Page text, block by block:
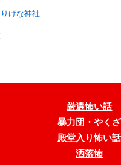
げな神社
厳選怖い話
暴力団・やくざ
殿堂入り怖い話
洒落怖